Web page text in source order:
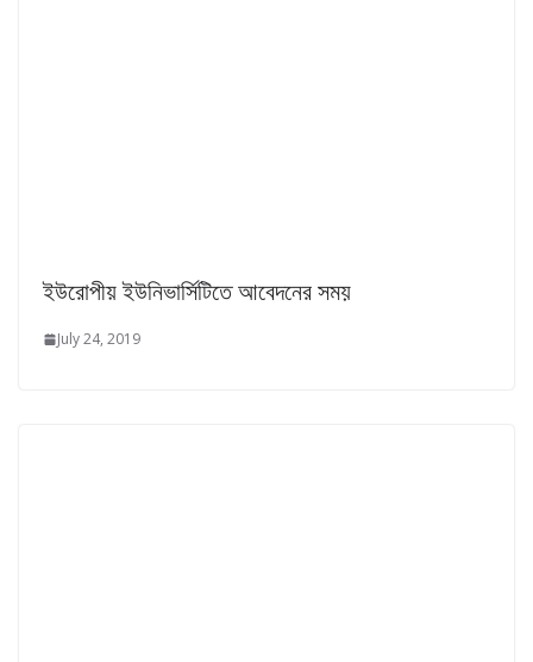
ইউরোপীয় ইউনিভার্সিটিতে আবেদনের সময়
July 24, 2019